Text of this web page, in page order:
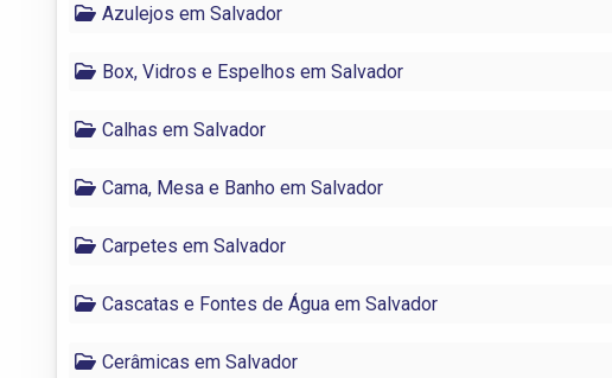
Azulejos em Salvador
Box, Vidros e Espelhos em Salvador
Calhas em Salvador
Cama, Mesa e Banho em Salvador
Carpetes em Salvador
Cascatas e Fontes de Água em Salvador
Cerâmicas em Salvador